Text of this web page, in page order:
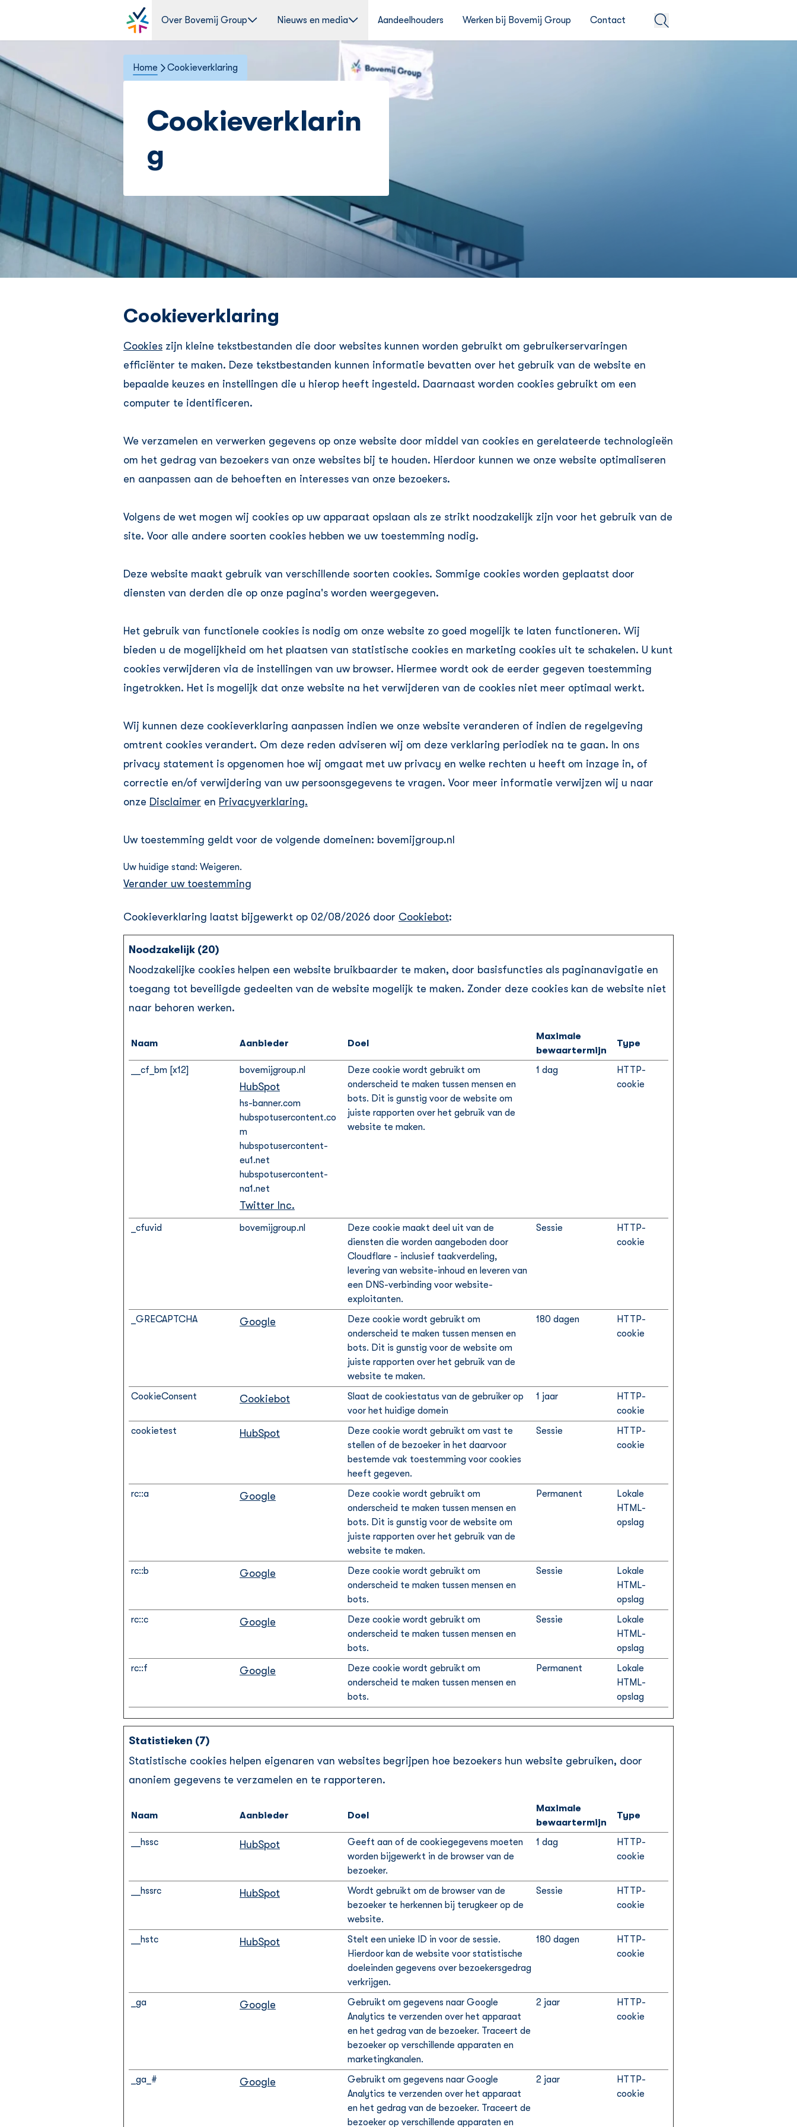
Over Bovemij Group Nieuws en media Aandeelhouders Werken bij Bovemij Group Contact
Home Cookieverklaring
Cookieverklarin
g
Cookieverklaring
Cookies zijn kleine tekstbestanden die door websites kunnen worden gebruikt om gebruikerservaringen
efficiënter te maken. Deze tekstbestanden kunnen informatie bevatten over het gebruik van de website en
bepaalde keuzes en instellingen die u hierop heeft ingesteld. Daarnaast worden cookies gebruikt om een
computer te identificeren.
We verzamelen en verwerken gegevens op onze website door middel van cookies en gerelateerde technologieën
om het gedrag van bezoekers van onze websites bij te houden. Hierdoor kunnen we onze website optimaliseren
en aanpassen aan de behoeften en interesses van onze bezoekers.
Volgens de wet mogen wij cookies op uw apparaat opslaan als ze strikt noodzakelijk zijn voor het gebruik van de
site. Voor alle andere soorten cookies hebben we uw toestemming nodig.
Deze website maakt gebruik van verschillende soorten cookies. Sommige cookies worden geplaatst door
diensten van derden die op onze pagina's worden weergegeven.
Het gebruik van functionele cookies is nodig om onze website zo goed mogelijk te laten functioneren. Wij
bieden u de mogelijkheid om het plaatsen van statistische cookies en marketing cookies uit te schakelen. U kunt
cookies verwijderen via de instellingen van uw browser. Hiermee wordt ook de eerder gegeven toestemming
ingetrokken. Het is mogelijk dat onze website na het verwijderen van de cookies niet meer optimaal werkt.
Wij kunnen deze cookieverklaring aanpassen indien we onze website veranderen of indien de regelgeving
omtrent cookies verandert. Om deze reden adviseren wij om deze verklaring periodiek na te gaan. In ons
privacy statement is opgenomen hoe wij omgaat met uw privacy en welke rechten u heeft om inzage in, of
correctie en/of verwijdering van uw persoonsgegevens te vragen. Voor meer informatie verwijzen wij u naar
onze Disclaimer en Privacyverklaring.
Uw toestemming geldt voor de volgende domeinen: bovemijgroup.nl
Uw huidige stand: Weigeren.
Verander uw toestemming
Cookieverklaring laatst bijgewerkt op 02/08/2026 door Cookiebot:
Noodzakelijk (20)
Noodzakelijke cookies helpen een website bruikbaarder te maken, door basisfuncties als paginanavigatie en
toegang tot beveiligde gedeelten van de website mogelijk te maken. Zonder deze cookies kan de website niet
naar behoren werken.
Naam Aanbieder Doel
Maximale
bewaartermijn
Type
__cf_bm [x12] bovemijgroup.nl
HubSpot
hs-banner.com
hubspotusercontent.co
m
hubspotusercontent-
eu1.net
hubspotusercontent-
na1.net
Twitter Inc.
Deze cookie wordt gebruikt om
onderscheid te maken tussen mensen en
bots. Dit is gunstig voor de website om
juiste rapporten over het gebruik van de
website te maken.
1 dag
HTTP-
cookie
_cfuvid bovemijgroup.nl
Deze cookie maakt deel uit van de
diensten die worden aangeboden door
Cloudflare - inclusief taakverdeling,
levering van website-inhoud en leveren van
een DNS-verbinding voor website-
exploitanten.
Sessie
HTTP-
cookie
_GRECAPTCHA Google
Deze cookie wordt gebruikt om
onderscheid te maken tussen mensen en
bots. Dit is gunstig voor de website om
juiste rapporten over het gebruik van de
website te maken.
180 dagen
HTTP-
cookie
CookieConsent Cookiebot
Slaat de cookiestatus van de gebruiker op
voor het huidige domein
1 jaar
HTTP-
cookie
cookietest
HubSpot
Deze cookie wordt gebruikt om vast te
stellen of de bezoeker in het daarvoor
bestemde vak toestemming voor cookies
heeft gegeven.
Sessie
HTTP-
cookie
rc::a Google
Deze cookie wordt gebruikt om
onderscheid te maken tussen mensen en
bots. Dit is gunstig voor de website om
juiste rapporten over het gebruik van de
website te maken.
Permanent
Lokale
HTML-
opslag
rc::b Google
Deze cookie wordt gebruikt om
onderscheid te maken tussen mensen en
bots.
Sessie
Lokale
HTML-
opslag
rc::c
Google
Deze cookie wordt gebruikt om
onderscheid te maken tussen mensen en
bots.
Sessie
Lokale
HTML-
opslag
rc::f
Google
Deze cookie wordt gebruikt om
onderscheid te maken tussen mensen en
bots.
Permanent
Lokale
HTML-
opslag
Statistieken (7)
Statistische cookies helpen eigenaren van websites begrijpen hoe bezoekers hun website gebruiken, door
anoniem gegevens te verzamelen en te rapporteren.
Naam Aanbieder Doel
Maximale
bewaartermijn
Type
__hssc HubSpot
Geeft aan of de cookiegegevens moeten
worden bijgewerkt in de browser van de
bezoeker.
1 dag
HTTP-
cookie
__hssrc HubSpot
Wordt gebruikt om de browser van de
bezoeker te herkennen bij terugkeer op de
website.
Sessie
HTTP-
cookie
__hstc HubSpot
Stelt een unieke ID in voor de sessie.
Hierdoor kan de website voor statistische
doeleinden gegevens over bezoekersgedrag
verkrijgen.
180 dagen
HTTP-
cookie
_ga Google
Gebruikt om gegevens naar Google
Analytics te verzenden over het apparaat
en het gedrag van de bezoeker. Traceert de
bezoeker op verschillende apparaten en
marketingkanalen.
2 jaar
HTTP-
cookie
_ga_# Google
Gebruikt om gegevens naar Google
Analytics te verzenden over het apparaat
en het gedrag van de bezoeker. Traceert de
bezoeker op verschillende apparaten en
2 jaar
HTTP-
cookie